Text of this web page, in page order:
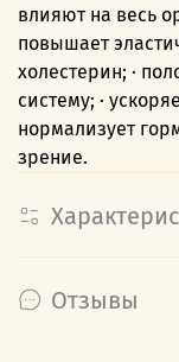
влияют на весь
повышает
холестерин; ·
систему; ·
нормализует
зрение.
Отзывы